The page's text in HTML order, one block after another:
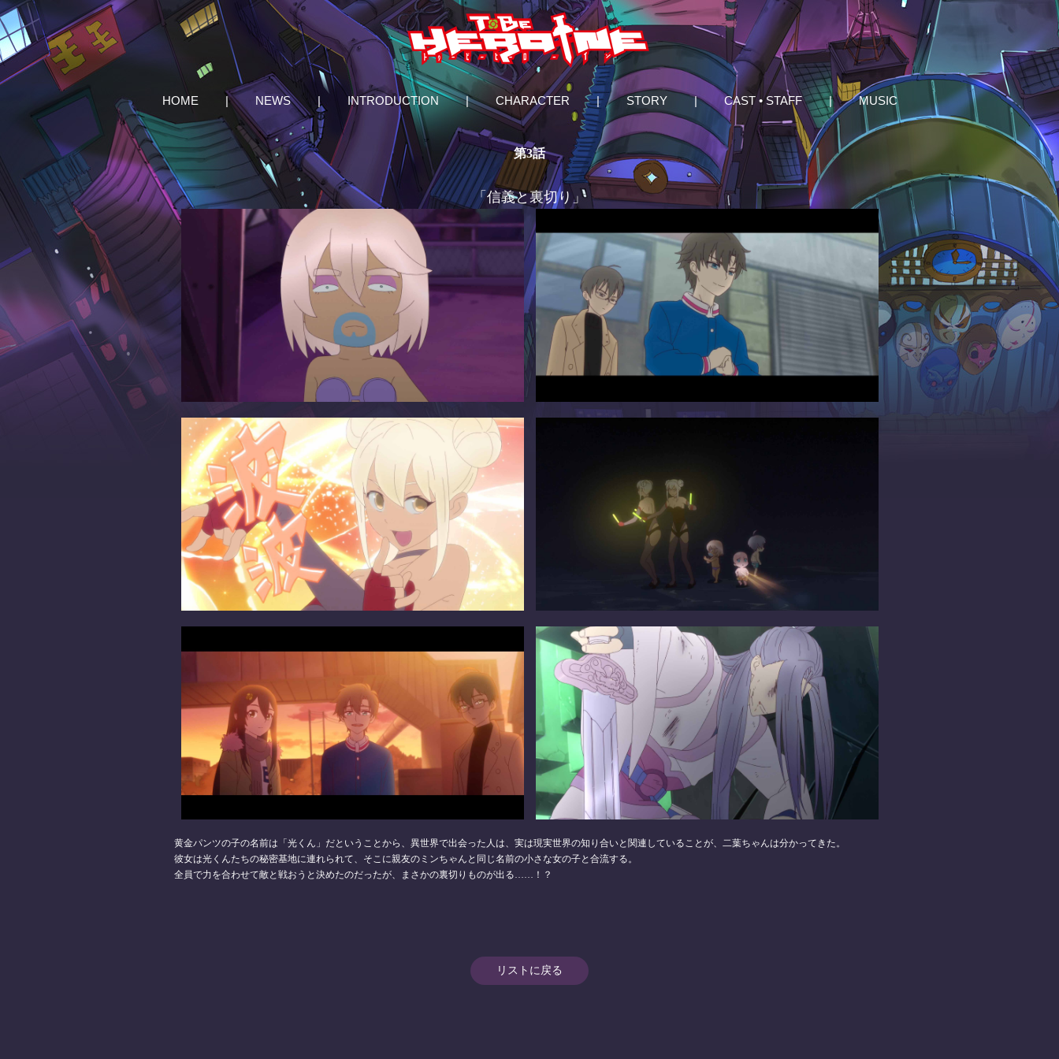
HOME | NEWS | INTRODUCTION | CHARACTER | STORY | CAST • STAFF | MUSIC
第3話
「信義と裏切り」
黄金パンツの子の名前は「光くん」だということから、異世界で出会った人は、実は現実世界の知り合いと関連していることが、二葉ちゃんは分かってきた。
彼女は光くんたちの秘密基地に連れられて、そこに親友のミンちゃんと同じ名前の小さな女の子と合流する。
全員で力を合わせて敵と戦おうと決めたのだったが、まさかの裏切りものが出る……！？
リストに戻る